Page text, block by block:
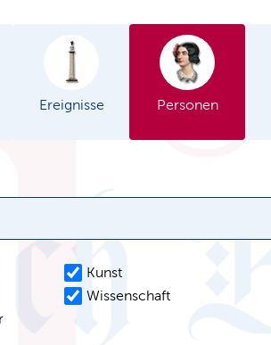
Ereignisse Personen
Kunst
Wissenschaft